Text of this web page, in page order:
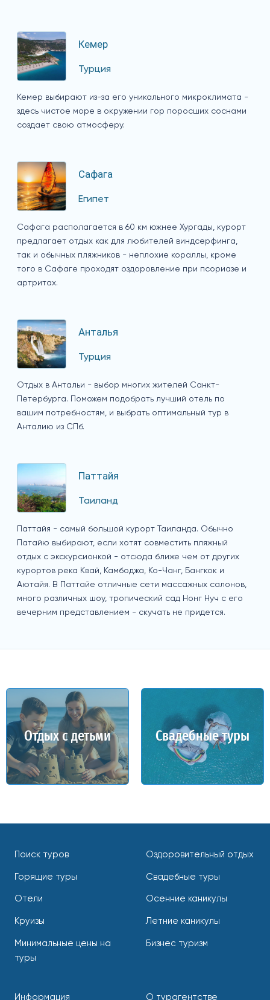
Кемер
Турция
Кемер выбирают из-за его уникального микроклимата -
здесь чистое море в окружении гор поросших соснами
создает свою атмосферу.
Сафага
Египет
Сафага располагается в 60 км южнее Хургады, курорт
предлагает отдых как для любителей виндсерфинга,
так и обычных пляжников - неплохие кораллы, кроме
того в Сафаге проходят оздоровление при псориазе и
артритах.
Анталья
Турция
Отдых в Антальи - выбор многих жителей Санкт-
Петербурга. Поможем подобрать лучший отель по
вашим потребностям, и выбрать оптимальный тур в
Анталию из СПб.
Паттайя
Таиланд
Паттайя - самый большой курорт Таиланда. Обычно
Патайю выбирают, если хотят совместить пляжный
отдых с экскурсионкой - отсюда ближе чем от других
курортов река Квай, Камбоджа, Ко-Чанг, Бангкок и
Аютайя. В Паттайе отличные сети массажных салонов,
много различных шоу, тропический сад Нонг Нуч с его
вечерним представлением - скучать не придется.
Отдых с детьми Свадебные туры
Поиск туров
Горящие туры
Отели
Круизы
Минимальные цены на
туры
Оздоровительный отдых
Свадебные туры
Осенние каникулы
Летние каникулы
Бизнес туризм
Информация О турагентстве